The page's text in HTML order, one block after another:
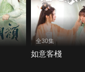
全30集
如意客棧